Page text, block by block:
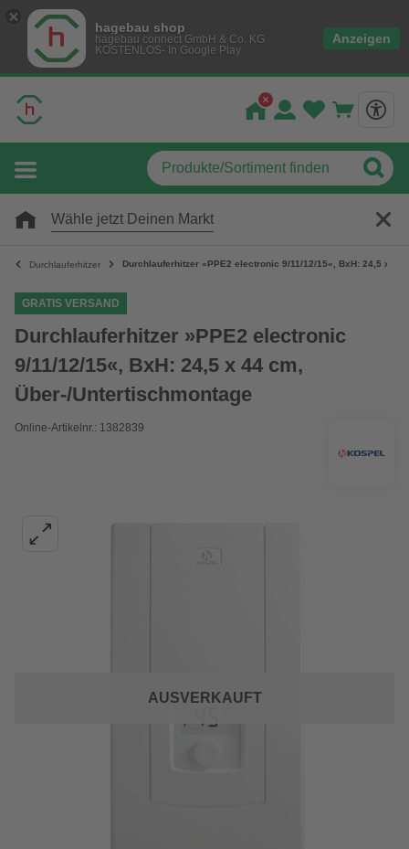
hagebau shop
hagebau connect GmbH & Co. KG
KOSTENLOS- In Google Play
Anzeigen
Wähle jetzt Deinen Markt
Durchlauferhitzer Durchlauferhitzer »PPE2 electronic 9/11/12/15«, BxH: 24,5 x 44
GRATIS VERSAND
Durchlauferhitzer »PPE2 electronic
9/11/12/15«, BxH: 24,5 x 44 cm,
Über-/Untertischmontage
Online-Artikelnr.: 1382839
AUSVERKAUFT